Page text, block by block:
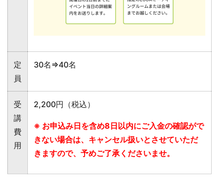
定
員
30名⇒40名
受
講
費
用
2,200円（税込）
※ お申込み日を含め8日以内にご入金の確認がで
きない場合は、キャンセル扱いとさせていただ
きますので、予めご了承くださいませ。